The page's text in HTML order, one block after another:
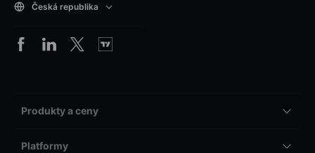
Česká republika
Produkty a ceny
Platformy